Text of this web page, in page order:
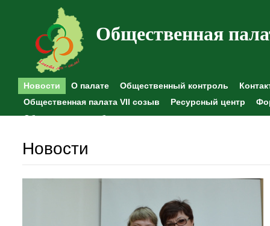
Общественная
Новости О палате Общественный контроль
Общественная палата VII созыв
Ресурсный центр
Общественные наблюдения
Новости